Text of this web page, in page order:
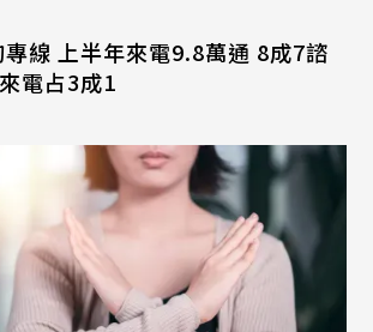
線 上半年來電9.8萬通 8成7諮
電占3成1